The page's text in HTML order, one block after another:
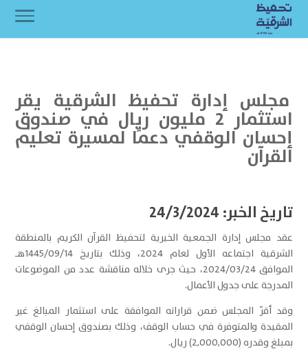
مجلس إدارة تحفيظ الشرقية يقر
استثمار 2 مليون ريال في صندوق
إحسان الوقفي دعمًا لمسيرة تعليم
القرآن
تاريخ الخبر: 24/3/2024
عقد مجلس إدارة الجمعية الخيرية لتحفيظ القرآن الكريم بالمنطقة
الشرقية اجتماعه الأول لعام 2024، وذلك بتاريخ 1445/09/14هـ
الموافق 2024/03/24، حيث جرى خلاله مناقشة عدد من الموضوعات
المدرجة على جدول الأعمال.
وقد أقرّ المجلس ضمن قراراته الموافقة على استثمار المبالغ غير
المقيدة والمتوفرة في حساب الوقف، وذلك بصندوق إحسان الوقفي
بمبلغ وقدره (2,000,000) ريال.